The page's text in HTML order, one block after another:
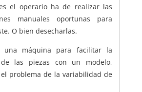
el operario ha de realizar las
manuales oportunas para
O bien desecharlas.
una máquina para facilitar la
de las piezas con un modelo,
problema de la variabilidad de